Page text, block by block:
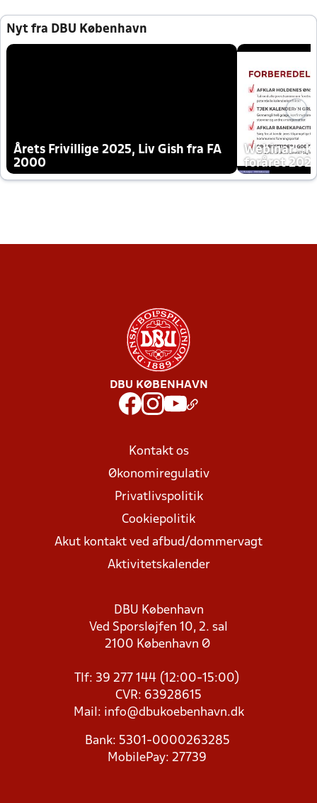
Nyt fra DBU København
Årets Frivillige 2025, Liv Gish fra FA
2000
Webinar -
foråret
DBU KØBENHAVN
Kontakt os
Økonomiregulativ
Privatlivspolitik
Cookiepolitik
Akut kontakt ved afbud/dommervagt
Aktivitetskalender
DBU København
Ved Sporsløjfen 10, 2. sal
2100 København Ø
Tlf: 39 277 144 (12:00-15:00)
CVR: 63928615
Mail: info@dbukoebenhavn.dk
Bank: 5301-0000263285
MobilePay: 27739